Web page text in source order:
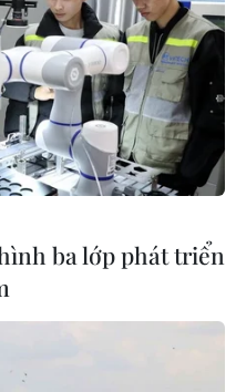
ương đã đưa ra nhận định về
nước trong 10 ngày (từ 13 đến
ba lớp phát triển